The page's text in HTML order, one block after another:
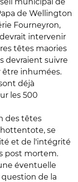
de Wellington
Fourneyron,
intervenir
têtes maories
devraient suivre
être inhumées.
déjà
les 500
des têtes
se
et de l'intégrité
post mortem.
éventuelle
de la